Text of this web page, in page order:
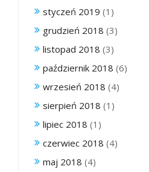
styczeń 2019 (1)
grudzień 2018 (3)
listopad 2018 (3)
październik 2018 (6)
wrzesień 2018 (4)
sierpień 2018 (1)
lipiec 2018 (1)
czerwiec 2018 (4)
maj 2018 (4)